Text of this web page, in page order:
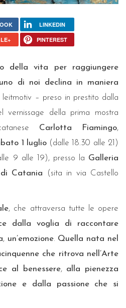
LINKEDIN
PINTEREST
della vita per raggiungere
di noi declina in maniera
leitmotiv – preso in prestito dalla
vernissage della prima mostra
Carlotta Fiamingo,
1 luglio(dalle 18.30 alle 21)
9 alle 19), presso la Galleria
Catania (sita in via Castello
, che attraversa tutte le opere
dalla voglia di raccontare
, un’emozione. Quella nata nel
che ritrova nell’Arte
al benessere, alla pienezza
e dalla passione che si